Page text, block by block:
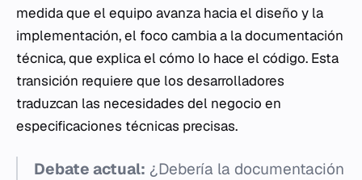
medida que el equipo avanza hacia el diseño y la
implementación, el foco cambia a la documentación
técnica, que explica elcómo lo hace el código. Esta
transición requiere que los desarrolladores
traduzcan las necesidades del negocio en
especificaciones técnicas precisas.
Debate actual: ¿Debería la documentación